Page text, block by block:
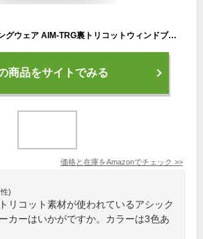
[アシックス] トレ－ニングウェア AIM-TRG裏トリコットウィンドブレーカージャケット 2032D068 レディース ブリリアントホワイト XL
商品をサイトでみる
価格と在庫をAmazonでチェック >>
)
リコット素材が使われているアシック
カーはいかがですか。カラーは3色あ